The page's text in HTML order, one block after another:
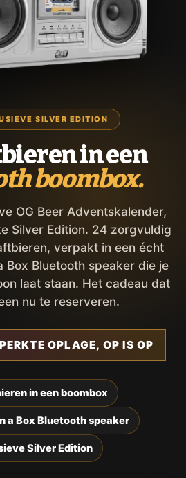
SILVER EDITION
in een
boombox.
OG Beer Adventskalender,
Silver Edition. 24 zorgvuldig
verpakt in een écht
Box Bluetooth speaker die je
laat staan. Het cadeau dat
nu te reserveren.
OPLAGE, OP IS OP
in een boombox
a Box Bluetooth speaker
Silver Edition